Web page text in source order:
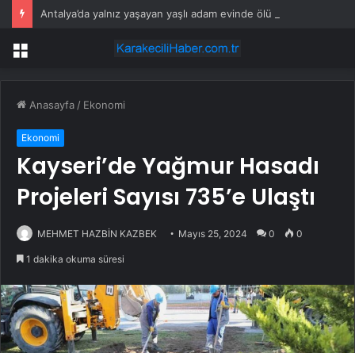
Antalya’da yalnız yaşayan yaşlı adam evinde ölü bulundu
Menü
Anasayfa / Ekonomi
Ekonomi
Kayseri’de Yağmur Hasadı
Projeleri Sayısı 735’e Ulaştı
MEHMET HAZBİN KAZBEK Mayıs 25, 2024 0 0
1 dakika okuma süresi